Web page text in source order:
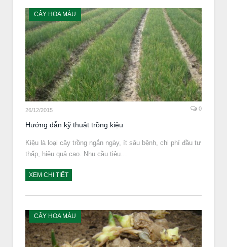
CÂY HOA MÀU
26/12/2015 0
Hướng dẫn kỹ thuật trồng kiệu
Kiệu là loại cây trồng ngắn ngày, ít sâu bệnh, chi phí đầu tư
thấp, hiệu quả cao. Nhu cầu tiêu…
XEM CHI TIẾT
CÂY HOA MÀU